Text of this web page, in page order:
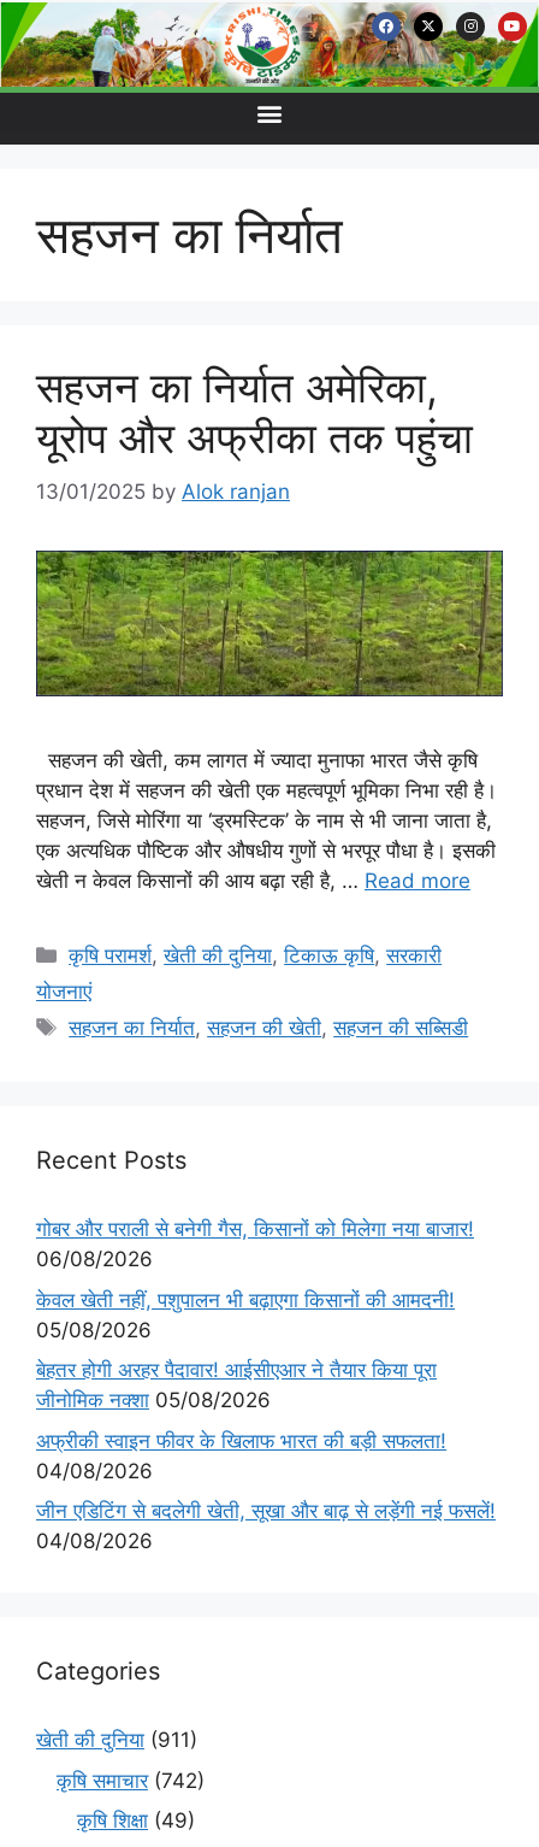
सहजन का निर्यात
सहजन का निर्यात अमेरिका,
यूरोप और अफ्रीका तक पहुंचा
13/01/2025 by Alok ranjan
सहजन की खेती, कम लागत में ज्यादा मुनाफा भारत जैसे कृषि
प्रधान देश में सहजन की खेती एक महत्वपूर्ण भूमिका निभा रही है।
सहजन, जिसे मोरिंगा या ‘ड्रमस्टिक’ के नाम से भी जाना जाता है,
एक अत्यधिक पौष्टिक और औषधीय गुणों से भरपूर पौधा है। इसकी
खेती न केवल किसानों की आय बढ़ा रही है, … Read more
कृषि परामर्श,खेती की दुनिया,टिकाऊ कृषि,सरकारी
योजनाएं
सहजन का निर्यात,सहजन की खेती,सहजन की सब्सिडी
Recent Posts
गोबर और पराली से बनेगी गैस, किसानों को मिलेगा नया बाजार!
06/08/2026
केवल खेती नहीं, पशुपालन भी बढ़ाएगा किसानों की आमदनी!
05/08/2026
बेहतर होगी अरहर पैदावार! आईसीएआर ने तैयार किया पूरा
जीनोमिक नक्शा 05/08/2026
अफ्रीकी स्वाइन फीवर के खिलाफ भारत की बड़ी सफलता!
04/08/2026
जीन एडिटिंग से बदलेगी खेती, सूखा और बाढ़ से लड़ेंगी नई फसलें!
04/08/2026
Categories
खेती की दुनिया (911)
कृषि समाचार(742)
कृषि शिक्षा (49)